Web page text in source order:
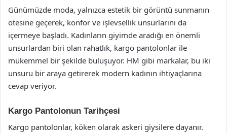
Günümüzde moda, yalnızca estetik bir görüntü sunmanın
ötesine geçerek, konfor ve işlevsellik unsurlarını da
içermeye başladı. Kadınların giyimde aradığı en önemli
unsurlardan biri olan rahatlık, kargo pantolonlar ile
mükemmel bir şekilde buluşuyor. HM gibi markalar, bu iki
unsuru bir araya getirerek modern kadının ihtiyaçlarına
cevap veriyor.
Kargo Pantolonun Tarihçesi
Kargo pantolonlar, köken olarak askeri giysilere dayanır.